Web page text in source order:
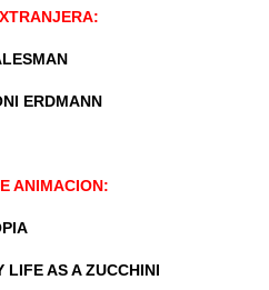
ERDMANN
ANIMACION:
LIFE AS A ZUCCHINI